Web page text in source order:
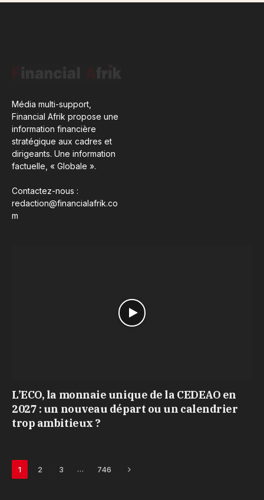
Média multi-support,
Financial Afrik propose une
information financière
stratégique aux cadres et
dirigeants. Une information
factuelle, « Globale ».
Contactez-nous :
redaction@financialafrik.co
m
L’ECO, la monnaie unique de la CEDEAO en
2027 : un nouveau départ ou un calendrier
trop ambitieux ?
1 2 3 … 746 Next